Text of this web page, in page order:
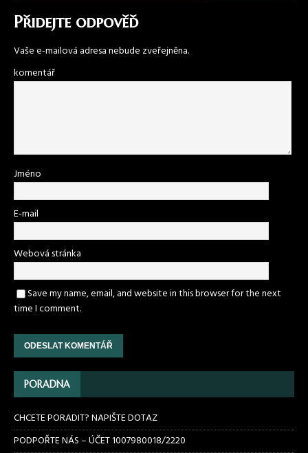
Přidejte odpověď
Vaše e-mailová adresa nebude zveřejněna.
komentář
Jméno
E-mail
Webová stránka
Save my name, email, and website in this browser for the next
time I comment.
PORADNA
CHCETE PORADIT? NAPIŠTE DOTAZ
PODPOŘTE NÁS – ÚČET 1007980018/2220